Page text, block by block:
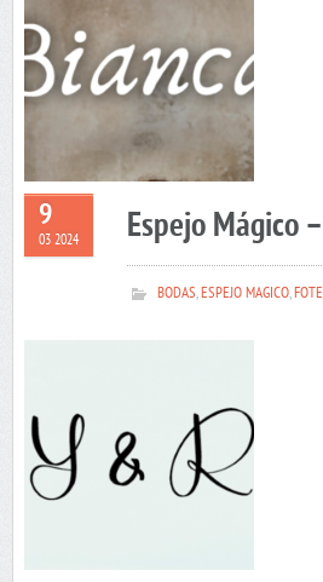
9
03 2024 Espejo Mágico
BODAS,ESPEJO MAGICO,